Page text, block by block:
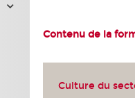
Contenu de la
Culture du